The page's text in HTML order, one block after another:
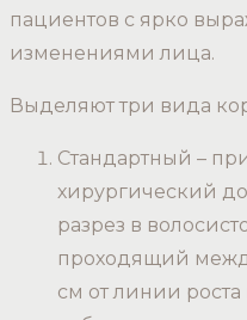
пациентов с ярко
изменениями лица.
Выделяют три вида
Стандартный –
хирургический
разрез в
проходящий
см от линии роста